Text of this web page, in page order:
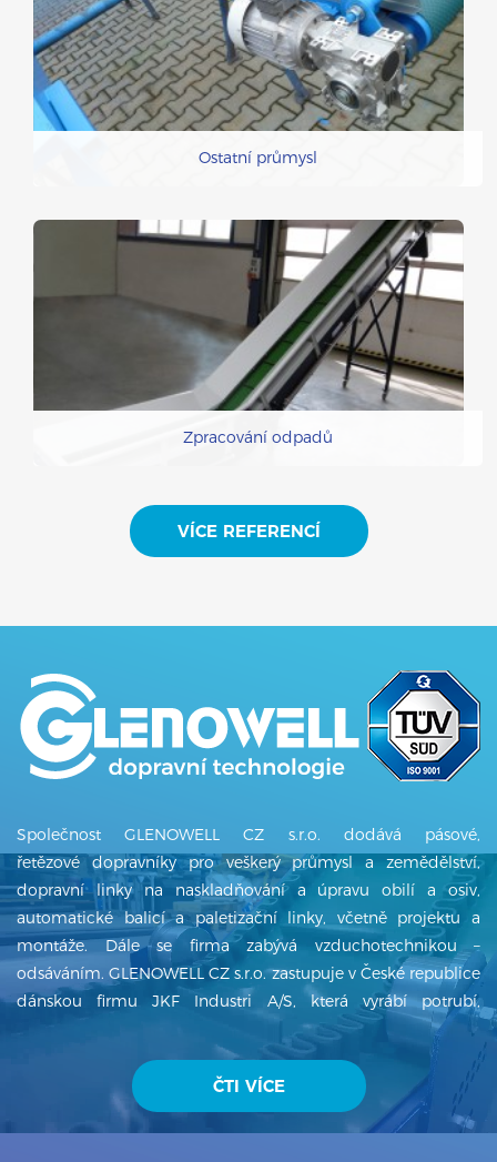
Ostatní průmysl
Zpracování odpadů
VÍCE REFERENCÍ
Společnost GLENOWELL CZ s.r.o. dodává pásové,
řetězové dopravníky pro veškerý průmysl a zemědělství,
dopravní linky na naskladňování a úpravu obilí a osiv,
automatické balicí a paletizační linky, včetně projektu a
montáže. Dále se firma zabývá vzduchotechnikou –
odsáváním. GLENOWELL CZ s.r.o. zastupuje v České republice
dánskou firmu JKF Industri A/S, která vyrábí potrubí,
ventilátory, cyklony, filtry a další produkty z oblasti
vzduchotechniky. GLENOWELL CZ s.r.o. má několikaletou
tradici a od svého založení v roce 1996 firma dynamicky
exportuje na zahraniční trhy – Kanada, Japonsko, Německo,
Rakousko, Slovinsko, Chorvatsko, Maďarsko, Rumunsko,
ČTI VÍCE